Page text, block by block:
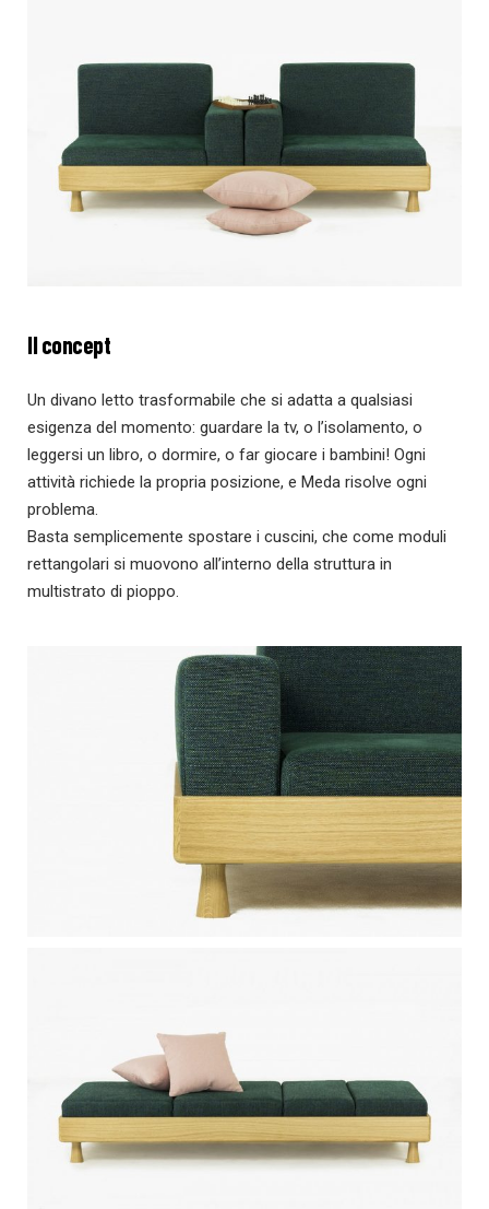
Il concept
Un divano letto trasformabile che si adatta a qualsiasi
esigenza del momento: guardare la tv, o l’isolamento, o
leggersi un libro, o dormire, o far giocare i bambini! Ogni
attività richiede la propria posizione, e Meda risolve ogni
problema.
Basta semplicemente spostare i cuscini, che come moduli
rettangolari si muovono all’interno della struttura in
multistrato di pioppo.